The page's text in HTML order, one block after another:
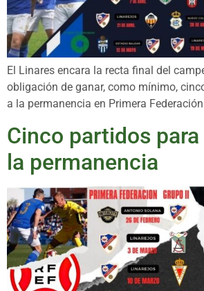
El Linares encara la recta final del
obligación de ganar, como mínimo,
a la permanencia en Primera Federación
Cinco partidos
la permanencia